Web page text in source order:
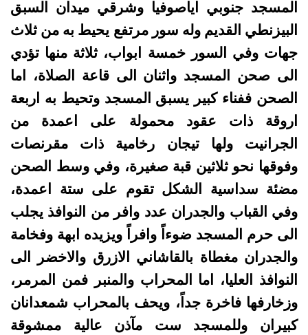
المسجد جنوبي اياصوفيا وشرقي ميدان السبق
البيزنطي القديم وله سور مرتفع يحيط به من ثلاث
جهات وفي السور خمسة ابواب، ثلاثة منها تؤدي
الى صحن المسجد واثنان الى قاعة الصلاة، اما
الصحن ففناء كبير يسبق المسجد وتحيط به اربعة
اروقة ذات عقود محمولة على اعمدة من
الجرانيت ولها تيجان رخامية‌ ذات مقرنصات
وفوقها نحو ثلاثين قبة صغيرة، وفي وسط الصحن
مضئة سداسية الشكل تقوم على ستة اعمدة،
وفي القباب والجدران عدد وافر من النوافذ يجلب
الى حرم المسجد ضوءاً وافراً ويزيده ابهة وفخامة
والجدران مغطاة بالقاشاني الازرق والاخضر الى
النوافذ العليا، اما المحراب والمنبر فمن المرمر،
وزخارفها فاخرة جداً، ويحف بالمحراب شمعدانان
كبيران وللمسجد ست مآذن عالية ممشوقة